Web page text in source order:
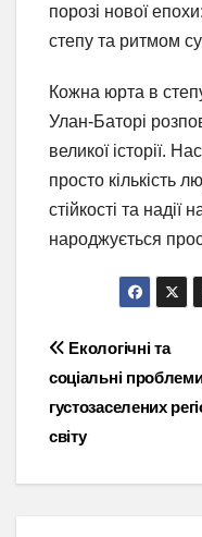
порозі нової
степу та ритмом
Кожна юрта в
Улан-Баторі
великої історії.
просто кількість
стійкості та надії
народжується
Навігація
записів
Екологічні та
соціальні
густозаселених
світу